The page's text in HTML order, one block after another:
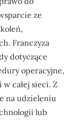
ze
Franczyza
dotyczące
operacyjne,
całej sieci. Z
na udzieleniu
lub